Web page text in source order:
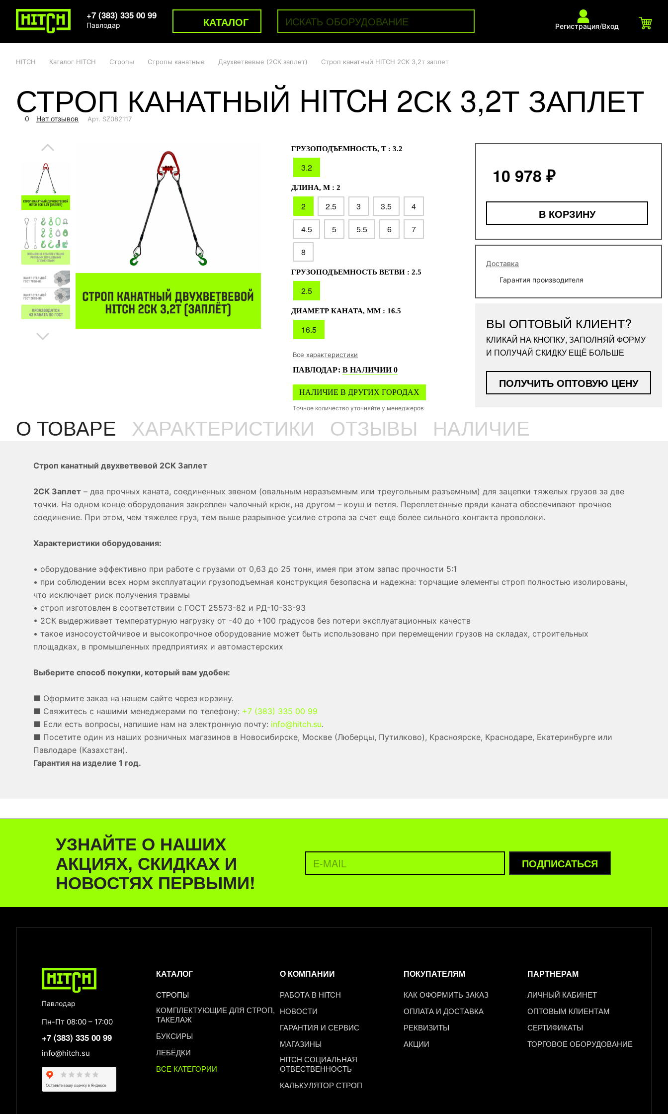
+7 (383) 335 00 99
Павлодар КАТАЛОГ Регистрация/Вход
HITCH Каталог HITCH Стропы Стропы канатные Двухветвевые (2СК заплет) Строп канатный HITCH 2СК 3,2т заплет
СТРОП КАНАТНЫЙ HITCH 2СК 3,2Т ЗАПЛЕТ
0 Нет отзывов Арт. SZ082117
ГРУЗОПОДЪЕМНОСТЬ, Т : 3.2
3.2
ДЛИНА, М : 2
2 2.5 3 3.5
4
4.5
5 5.5 6
7
8
ГРУЗОПОДЪЕМНОСТЬ ВЕТВИ : 2.5
2.5
ДИАМЕТР КАНАТА, ММ : 16.5
16.5
Все характеристики
ПАВЛОДАР: В НАЛИЧИИ0
НАЛИЧИЕ В ДРУГИХ ГОРОДАХ
Точное количество уточняйте у менеджеров
10 978 ₽
В КОРЗИНУ
Доставка
Гарантия производителя
ВЫ ОПТОВЫЙ КЛИЕНТ?
КЛИКАЙ НА КНОПКУ, ЗАПОЛНЯЙ ФОРМУ
И ПОЛУЧАЙ СКИДКУ ЕЩЁ БОЛЬШЕ
ПОЛУЧИТЬ ОПТОВУЮ ЦЕНУ
О ТОВАРЕ ХАРАКТЕРИСТИКИ ОТЗЫВЫ НАЛИЧИЕ
Строп канатный двухветвевой 2СК Заплет
2СК Заплет – два прочных каната, соединенных звеном (овальным неразъемным или треугольным разъемным) для зацепки тяжелых грузов за две
точки. На одном конце оборудования закреплен чалочный крюк, на другом – коуш и петля. Переплетенные пряди каната обеспечивают прочное
соединение. При этом, чем тяжелее груз, тем выше разрывное усилие стропа за счет еще более сильного контакта проволоки.
Характеристики оборудования:
• оборудование эффективно при работе с грузами от 0,63 до 25 тонн, имея при этом запас прочности 5:1
• при соблюдении всех норм эксплуатации грузоподъемная конструкция безопасна и надежна: торчащие элементы строп полностью изолированы,
что исключает риск получения травмы
• строп изготовлен в соответствии с ГОСТ 25573-82 и РД-10-33-93
• 2СК выдерживает температурную нагрузку от -40 до +100 градусов без потери эксплуатационных качеств
• такое износоустойчивое и высокопрочное оборудование может быть использовано при перемещении грузов на складах, строительных
площадках, в промышленных предприятиях и автомастерских
Выберите способ покупки, который вам удобен:
■ Оформите заказ на нашем сайте через корзину.
■ Свяжитесь с нашими менеджерами по телефону: +7 (383) 335 00 99
■ Если есть вопросы, напишие нам на электронную почту: info@hitch.su.
■ Посетите один из наших розничных магазинов в Новосибирске, Москве (Люберцы, Путилково), Красноярске, Краснодаре, Екатеринбурге или
Павлодаре (Казахстан).
Гарантия на изделие 1 год.
УЗНАЙТЕ О НАШИХ
АКЦИЯХ, СКИДКАХ И
НОВОСТЯХ ПЕРВЫМИ!
ПОДПИСАТЬСЯ
Павлодар
Пн-Пт 08:00 – 17:00
+7 (383) 335 00 99
info@hitch.su
КАТАЛОГ
СТРОПЫ
КОМПЛЕКТУЮЩИЕ ДЛЯ СТРОП,
ТАКЕЛАЖ
БУКСИРЫ
ЛЕБЁДКИ
ВСЕ КАТЕГОРИИ
О КОМПАНИИ
РАБОТА В HITCH
НОВОСТИ
ГАРАНТИЯ И СЕРВИС
МАГАЗИНЫ
HITCH СОЦИАЛЬНАЯ
ОТВЕСТВЕННОСТЬ
КАЛЬКУЛЯТОР СТРОП
ПОКУПАТЕЛЯМ
КАК ОФОРМИТЬ ЗАКАЗ
ОПЛАТА И ДОСТАВКА
РЕКВИЗИТЫ
АКЦИИ
ПАРТНЕРАМ
ЛИЧНЫЙ КАБИНЕТ
ОПТОВЫМ КЛИЕНТАМ
СЕРТИФИКАТЫ
ТОРГОВОЕ ОБОРУДОВАНИЕ